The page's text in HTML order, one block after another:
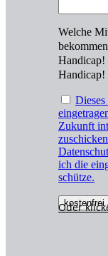
Welche
Handicap!
Handicap!
Zukunft
ich die
schütze.
Oder